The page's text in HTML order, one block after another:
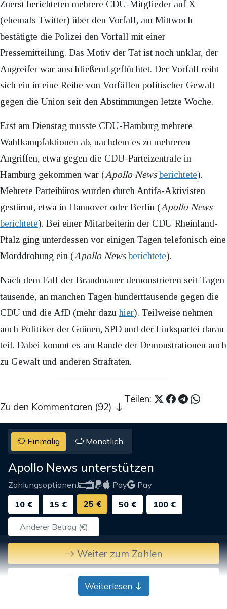
Zuerst berichteten mehrere CDU-Mitglieder auf X
(ehemals Twitter) über den Vorfall, am Mittwoch
bestätigte die Polizei den Vorfall mit einer
Pressemitteilung. Das Motiv der Tat ist noch unklar, der
Angreifer war anschließend geflüchtet. Der Vorfall reiht
sich ein in eine Reihe von Vorfällen politischer Gewalt
gegen die Union seit den Abstimmungen letzte Woche.
Erst am Dienstag musste CDU-Hamburg mehrere
Wahlkampfaktionen ab, nachdem es zu mehreren
Angriffen, etwa gegen die CDU-Parteizentrale in
Hamburg gekommen war (Apollo News berichtete).
Mehrere Parteibüros wurden durch Antifa-Aktivisten
gestürmt, etwa in Hannover oder Berlin (Apollo News
berichtete). Bei einer Mitarbeiterin der CDU Rheinland-
Pfalz ging unterdessen vor einigen Tagen telefonisch eine
Morddrohung ein (Apollo News berichtete).
Nach dem Fall der Brandmauer demonstrieren seit Tagen
tausende, an manchen Tagen hunderttausende gegen die
CDU und die AfD (mehr dazuhier). Teilweise nehmen
auch Politiker der Grünen, SPD und der Linkspartei daran
teil. Dabei kommt es am Rande der Demonstrationen auch
zu Gewalt und anderen Straftaten.
Teilen:
Zu den Kommentaren (92)
Einmalig Monatlich
Apollo News unterstützen
Zahlungsoptionen: Pay
Pay
10 €
15 € 25 € 50 € 100 €
Weiter zum Zahlen
Bank-Überweisung
Weiterlesen